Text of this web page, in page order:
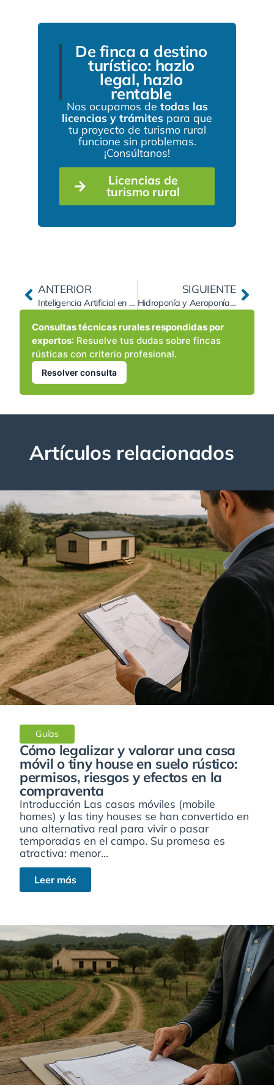
De finca a destino
turístico: hazlo
legal, hazlo
rentable
Nos ocupamos de todas las
licencias y trámites para que
tu proyecto de turismo rural
funcione sin problemas.
¡Consúltanos!
Licencias de
turismo rural
ANTERIOR
Inteligencia Artificial en la Agricultura: Modelos Predictivos para Cosechas, Plagas y Precios.
SIGUIENTE
Hidroponía y Aeroponía: ¿Son Modelos de Cultivo Rentables para Emprender en el Mundo Rural?.
Consultas técnicas rurales respondidas por
expertos: Resuelve tus dudas sobre fincas
rústicas con criterio profesional.
Resolver consulta
Artículos relacionados
Guías
Cómo legalizar y valorar una casa
móvil o tiny house en suelo rústico:
permisos, riesgos y efectos en la
compraventa
Introducción Las casas móviles (mobile
homes) y las tiny houses se han convertido en
una alternativa real para vivir o pasar
temporadas en el campo. Su promesa es
atractiva: menor...
Leer más